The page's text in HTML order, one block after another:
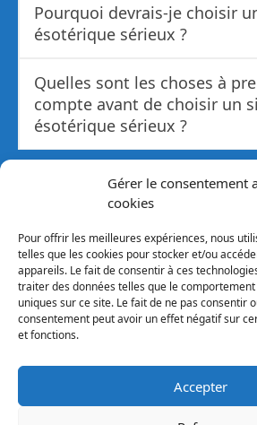
Gérer le consentement
cookies
Pour offrir les meilleures expériences, nous
telles que les cookies pour stocker et/ou
appareils. Le fait de consentir à ces
traiter des données telles que le
uniques sur ce site. Le fait de ne pas consentir
consentement peut avoir un effet négatif sur
et fonctions.
Accepter
Pourquoi devrais-je choisir
ésotérique sérieux ?
Quelles sont les choses à
compte avant de choisir un
ésotérique sérieux ?
Ne manquez pas
articles en
→ Explorez les possibilités de
grâce à un magasin ésotérique
→ Découvrez les trésors cachés
sorcellerie à Paris
grimoires maintenant !